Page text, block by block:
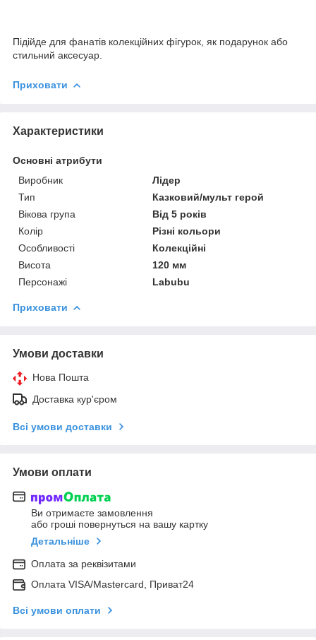
Підійде для фанатів колекційних фігурок, як подарунок або
стильний аксесуар.
Приховати
Характеристики
Основні атрибути
Виробник
Лідер
Тип
Казковий/мульт герой
Вікова група
Від 5 років
Колір
Різні кольори
Особливості
Колекційні
Висота
120 мм
Персонажі
Labubu
Приховати
Умови доставки
Нова Пошта
Доставка кур'єром
Всі умови доставки
Умови оплати
Ви отримаєте замовлення
або гроші повернуться на вашу картку
Детальніше
Оплата за реквізитами
Оплата VISA/Mastercard, Приват24
Всі умови оплати